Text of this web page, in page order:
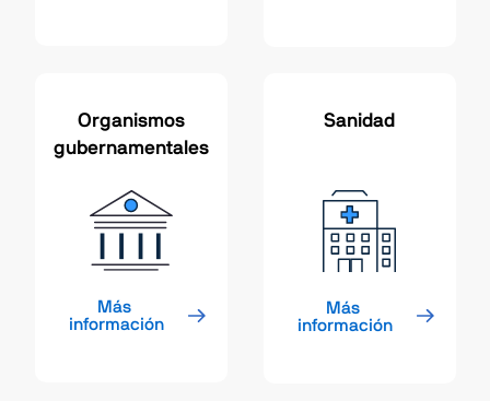
Organismos
gubernamentales
Más
información
Sanidad
Más
información